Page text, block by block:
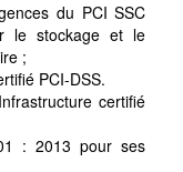
du PCI SSC
le stockage et le
;
PCI-DSS.
certifié
: 2013 pour ses